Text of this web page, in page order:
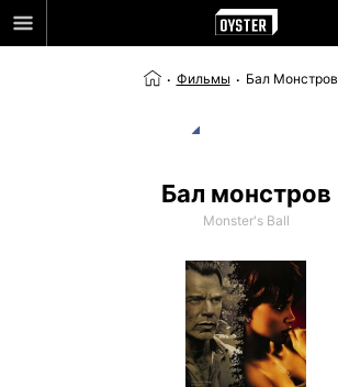
Фильмы Бал Монстров
Бал монстров
Monster's Ball